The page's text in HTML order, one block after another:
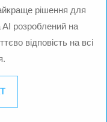
рішення для
AI розроблений на
відповість на всі